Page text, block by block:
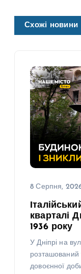
Схожі новини
8 Серпня,
кварталі
1936 року
У Дніпрі на
розташований
довоєнної